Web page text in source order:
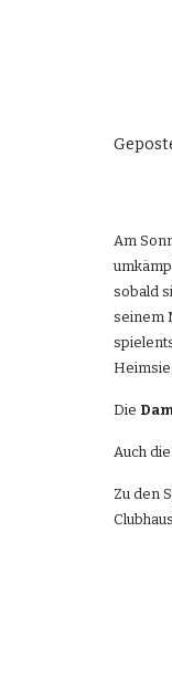
Am
sobald
seinem
Die
Auch die
Zu den